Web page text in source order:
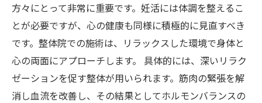
方々にとって非常に重要です。妊活には体調を整えるこ
とが必要ですが、心の健康も同様に積極的に見直すべき
です。整体院での施術は、リラックスした環境で身体と
心の両面にアプローチします。 具体的には、深いリラク
ゼーションを促す整体が用いられます。筋肉の緊張を解
消し血流を改善し、その結果としてホルモンバランスの